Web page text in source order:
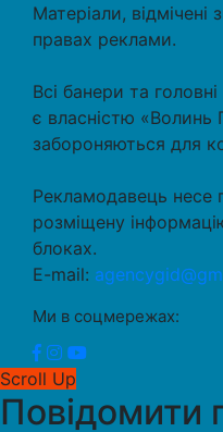
Матеріали,
правах реклами.
Всі банери та
є власністю «Волинь
забороняються для
Рекламодавець несе
розміщену
блоках.
E-mail:
Ми в соцмережах:
Scroll Up
Повідомити